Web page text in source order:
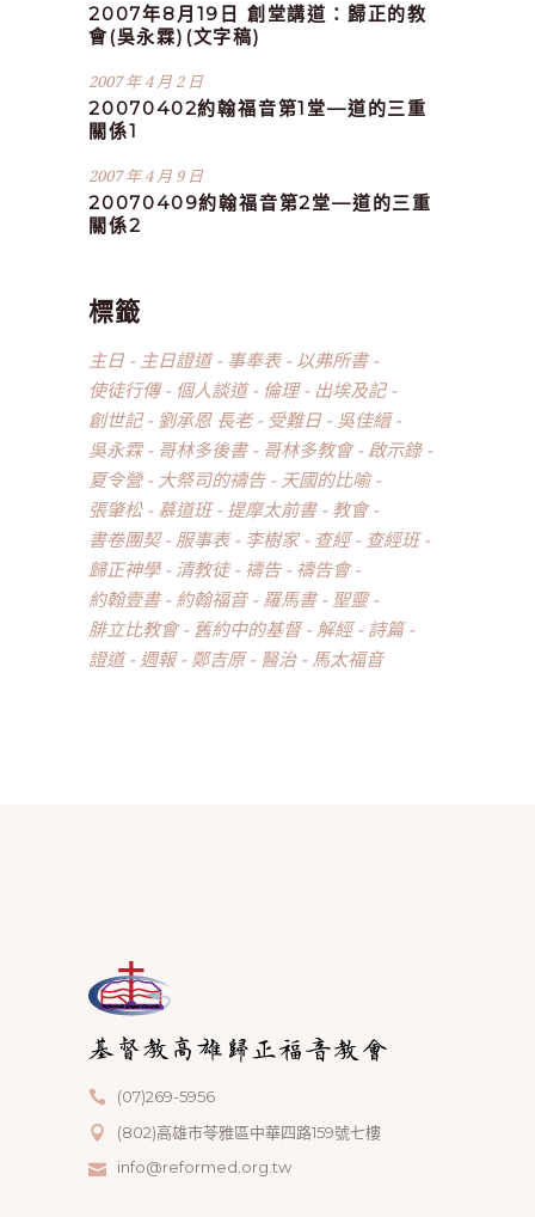
2007年8月19日 創堂講道：歸正的教
會(吳永霖)(文字稿)
2007 年 4 月 2 日
20070402約翰福音第1堂—道的三重
關係1
2007 年 4 月 9 日
20070409約翰福音第2堂—道的三重
關係2
標籤
主日 主日證道 事奉表
以弗所書
使徒行傳
個人談道 倫理
出埃及記
創世記
劉承恩 長老 受難日
吳佳縉
吳永霖
哥林多後書 哥林多教會
啟示錄
夏令營
大祭司的禱告
天國的比喻
張肇松
慕道班 提摩太前書
教會
書卷團契
服事表 李樹家 查經
查經班
歸正神學
清教徒 禱告
禱告會
約翰壹書
約翰福音 羅馬書
聖靈
腓立比教會
舊約中的基督 解經
詩篇
證道
週報 鄭吉原 醫治 馬太福音
(07)269-5956
(802)高雄市苓雅區中華四路159號七樓
info@reformed.org.tw